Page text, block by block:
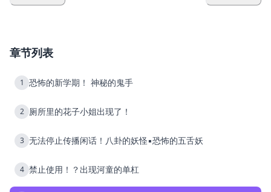
章节列表
1 恐怖的新学期！ 神秘的鬼手
2 厕所里的花子小姐出现了！
3 无法停止传播闲话！八卦的妖怪▪恐怖的五舌妖
4 禁止使用！？出现河童的单杠